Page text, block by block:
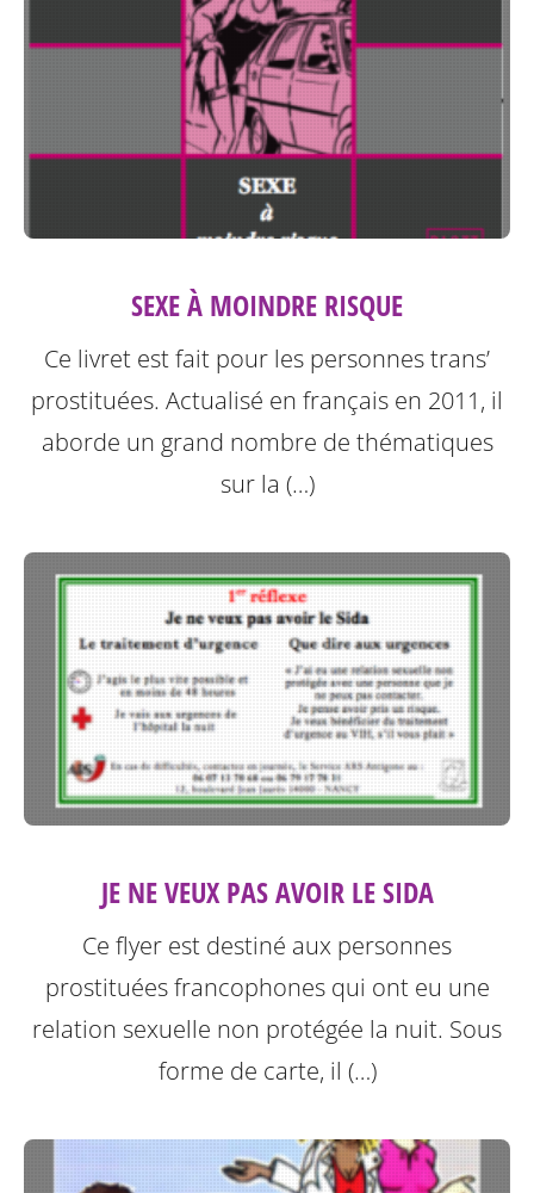
SEXE À MOINDRE RISQUE
Ce livret est fait pour les personnes trans’
prostituées. Actualisé en français en 2011, il
aborde un grand nombre de thématiques
sur la (…)
JE NE VEUX PAS AVOIR LE SIDA
Ce flyer est destiné aux personnes
prostituées francophones qui ont eu une
relation sexuelle non protégée la nuit. Sous
forme de carte, il (…)